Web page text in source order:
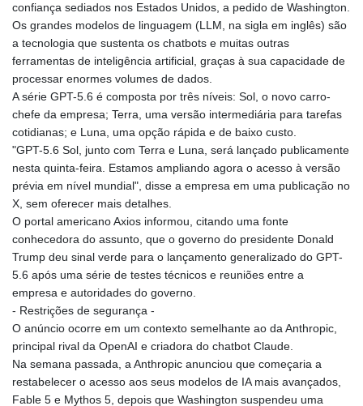
confiança sediados nos Estados Unidos, a pedido de Washington.
Os grandes modelos de linguagem (LLM, na sigla em inglês) são
a tecnologia que sustenta os chatbots e muitas outras
ferramentas de inteligência artificial, graças à sua capacidade de
processar enormes volumes de dados.
A série GPT-5.6 é composta por três níveis: Sol, o novo carro-
chefe da empresa; Terra, uma versão intermediária para tarefas
cotidianas; e Luna, uma opção rápida e de baixo custo.
"GPT-5.6 Sol, junto com Terra e Luna, será lançado publicamente
nesta quinta-feira. Estamos ampliando agora o acesso à versão
prévia em nível mundial", disse a empresa em uma publicação no
X, sem oferecer mais detalhes.
O portal americano Axios informou, citando uma fonte
conhecedora do assunto, que o governo do presidente Donald
Trump deu sinal verde para o lançamento generalizado do GPT-
5.6 após uma série de testes técnicos e reuniões entre a
empresa e autoridades do governo.
- Restrições de segurança -
O anúncio ocorre em um contexto semelhante ao da Anthropic,
principal rival da OpenAI e criadora do chatbot Claude.
Na semana passada, a Anthropic anunciou que começaria a
restabelecer o acesso aos seus modelos de IA mais avançados,
Fable 5 e Mythos 5, depois que Washington suspendeu uma